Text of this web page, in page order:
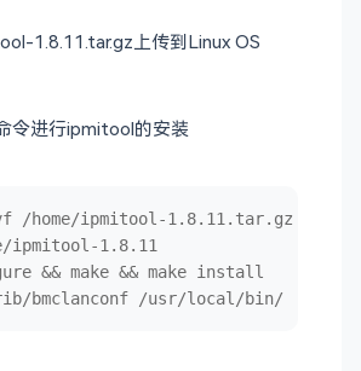
1.8.11.tar.gz上传到Linux OS
令进行ipmitool的安装
/home/ipmitool-1.8.11.tar.gz
ipmitool-1.8.11
&& make && make install
bmclanconf /usr/local/bin/